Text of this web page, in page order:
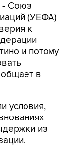
- Союз
(УЕФА)
к
и потому
в
условия,
из